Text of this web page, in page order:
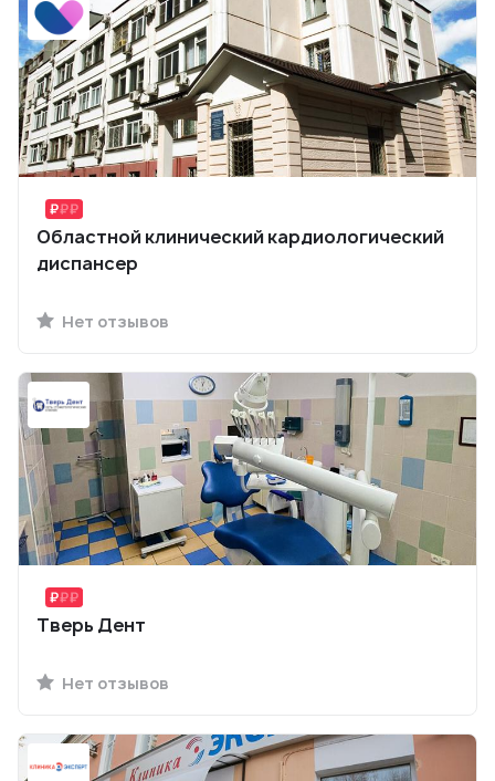
Областной клинический кардиологический
диспансер
Нет отзывов
Тверь Дент
Нет отзывов